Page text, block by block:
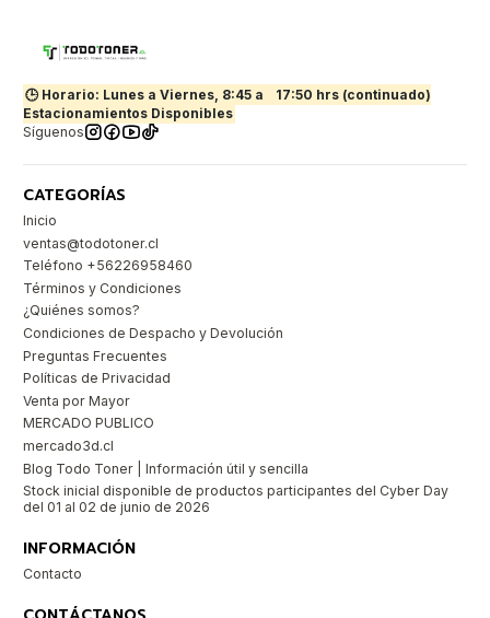
🕒 Horario: Lunes a Viernes, 8:45 a
17:50 hrs (continuado)
Estacionamientos Disponibles
Síguenos
CATEGORÍAS
Inicio
ventas@todotoner.cl
Teléfono +56226958460
Términos y Condiciones
¿Quiénes somos?
Condiciones de Despacho y Devolución
Preguntas Frecuentes
Políticas de Privacidad
Venta por Mayor
MERCADO PUBLICO
mercado3d.cl
Blog Todo Toner | Información útil y sencilla
Stock inicial disponible de productos participantes del Cyber Day
del 01 al 02 de junio de 2026
INFORMACIÓN
Contacto